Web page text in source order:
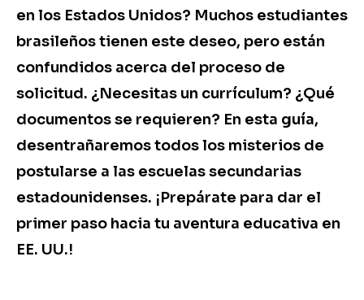
en los Estados Unidos? Muchos estudiantes
brasileños tienen este deseo, pero están
confundidos acerca del proceso de
solicitud. ¿Necesitas un currículum? ¿Qué
documentos se requieren? En esta guía,
desentrañaremos todos los misterios de
postularse a las escuelas secundarias
estadounidenses. ¡Prepárate para dar el
primer paso hacia tu aventura educativa en
EE. UU.!